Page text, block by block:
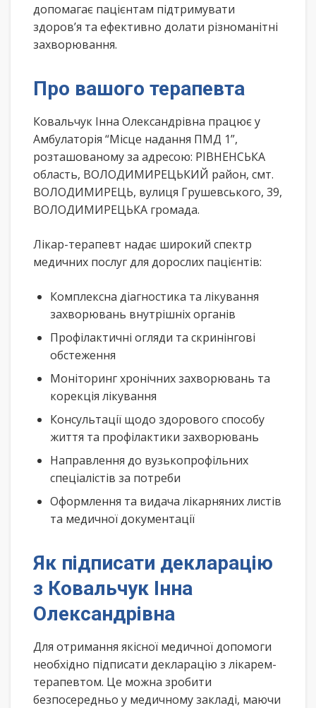
допомагає пацієнтам підтримувати
здоров’я та ефективно долати різноманітні
захворювання.
Про вашого терапевта
Ковальчук Інна Олександрівна працює у
Амбулаторія “Місце надання ПМД 1”,
розташованому за адресою: РІВНЕНСЬКА
область, ВОЛОДИМИРЕЦЬКИЙ район, смт.
ВОЛОДИМИРЕЦЬ, вулиця Грушевського, 39,
ВОЛОДИМИРЕЦЬКА громада.
Лікар-терапевт надає широкий спектр
медичних послуг для дорослих пацієнтів:
Комплексна діагностика та лікування
захворювань внутрішніх органів
Профілактичні огляди та скринінгові
обстеження
Моніторинг хронічних захворювань та
корекція лікування
Консультації щодо здорового способу
життя та профілактики захворювань
Направлення до вузькопрофільних
спеціалістів за потреби
Оформлення та видача лікарняних листів
та медичної документації
Як підписати декларацію
з Ковальчук Інна
Олександрівна
Для отримання якісної медичної допомоги
необхідно підписати декларацію з лікарем-
терапевтом. Це можна зробити
безпосередньо у медичному закладі, маючи